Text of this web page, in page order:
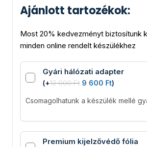
Ajánlott tartozékok:
Most 20% kedvezményt biztosítunk
minden online rendelt készülékhez
Gyári hálózati adapter
(+12 000Ft 9 600 Ft)
Csomagolhatunk a készülék mellé
Premium kijelzővédő fólia